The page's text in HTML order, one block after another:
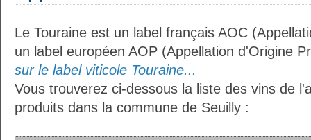
Le Touraine est un label français AOC
un label européen AOP (Appellation d'Origine
sur le label viticole Touraine...
Vous trouverez ci-dessous la liste des vins de
produits dans la commune de Seuilly :